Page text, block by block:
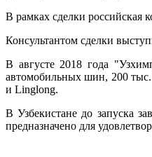
В рамках сделки российская
Консультантом сделки
В августе 2018 года
автомобильных шин, 200 тыс.
и Linglong.
В Узбекистане до запуска
предназначено для